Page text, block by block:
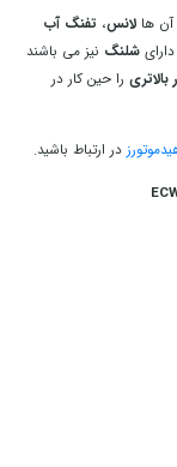
ها لانس، تفنگ آب
شلنگ نیز می باشند
را حین کار در
در ارتباط باشید.